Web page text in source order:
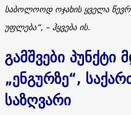
საბოლოოდ ოჯახისყველა
უფლება“, –ჰყვება ის.
გამშვები პუნქტი
„ენგურზე“,
საზღვარი